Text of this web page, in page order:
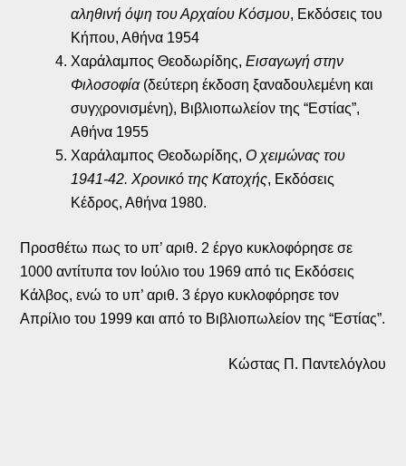
αληθινή όψη του Αρχαίου Κόσμου, Εκδόσεις του
Κήπου, Αθήνα 1954
Χαράλαμπος Θεοδωρίδης,Εισαγωγή στην
Φιλοσοφία (δεύτερη έκδοση ξαναδουλεμένη και
συγχρονισμένη), Βιβλιοπωλείον της “Εστίας”,
Αθήνα 1955
Χαράλαμπος Θεοδωρίδης,Ο χειμώνας του
1941-42. Χρονικό της Κατοχής, Εκδόσεις
Κέδρος, Αθήνα 1980.
Προσθέτω πως το υπ’ αριθ. 2 έργο κυκλοφόρησε σε
1000 αντίτυπα τον Ιούλιο του 1969 από τις Εκδόσεις
Κάλβος, ενώ το υπ’ αριθ. 3 έργο κυκλοφόρησε τον
Απρίλιο του 1999 και από το Βιβλιοπωλείον της “Εστίας”.
Κώστας Π. Παντελόγλου